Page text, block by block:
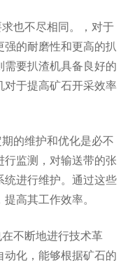
求也不尽相同。，对于
强的耐磨性和更高的扒
需要扒渣机具备良好的
对于提高矿石开采效率
的维护和优化是必不
行监测，对输送带的张
统进行维护。通过这些
高其工作效率。
在不断地进行技术革
动化，能够根据矿石的